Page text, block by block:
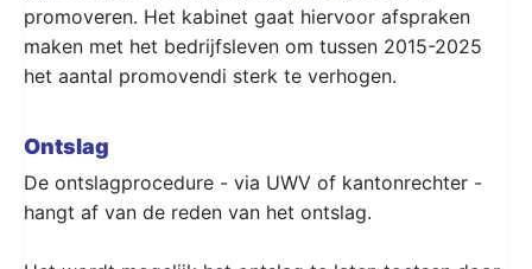
promoveren. Het kabinet gaat hiervoor afspraken
maken met het bedrijfsleven om tussen 2015-2025
het aantal promovendi sterk te verhogen.
Ontslag
De ontslagprocedure - via UWV of kantonrechter -
hangt af van de reden van het ontslag.